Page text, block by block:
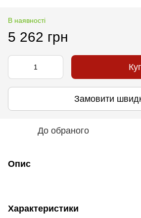
В наявності
5 262 грн
Замовити
До обраного
Опис
Характеристики